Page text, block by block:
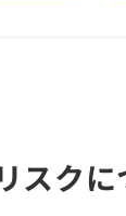
スクに